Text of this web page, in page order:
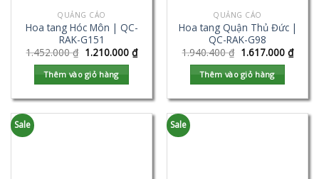
QUẢNG CÁO
Hoa tang Hóc Môn | QC-
RAK-G151
1.452.000₫ 1.210.000 ₫
Thêm vào giỏ hàng
QUẢNG CÁO
Hoa tang Quận Thủ Đức |
QC-RAK-G98
1.940.400₫ 1.617.000 ₫
Thêm vào giỏ hàng
Sale Sale